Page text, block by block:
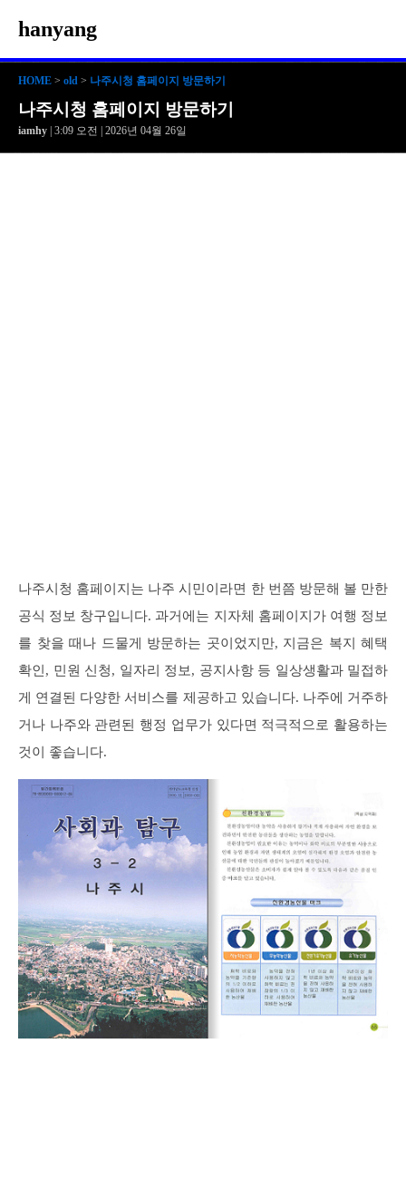
hanyang
HOME > old > 나주시청 홈페이지 방문하기
나주시청 홈페이지 방문하기
iamhy | 3:09 오전 | 2026년 04월 26일
나주시청 홈페이지는 나주 시민이라면 한 번쯤 방문해 볼 만한
공식 정보 창구입니다. 과거에는 지자체 홈페이지가 여행 정보
를 찾을 때나 드물게 방문하는 곳이었지만, 지금은 복지 혜택
확인, 민원 신청, 일자리 정보, 공지사항 등 일상생활과 밀접하
게 연결된 다양한 서비스를 제공하고 있습니다. 나주에 거주하
거나 나주와 관련된 행정 업무가 있다면 적극적으로 활용하는
것이 좋습니다.